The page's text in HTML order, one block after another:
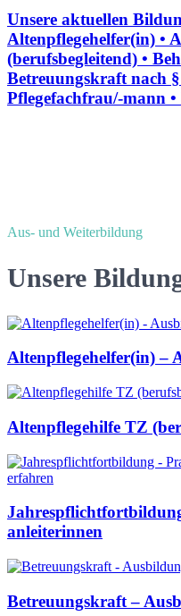
Unsere aktuellen
Altenpflegehelfer(in) •
(berufsbegleitend) •
Betreuungskraft nach
Pflegefachfrau/-mann
Aus- und Weiterbildung
Unsere
Altenpflegehelfer(in) –
Altenpflegehilfe TZ
erfahren
anleiterinnen
Betreuungskraft –